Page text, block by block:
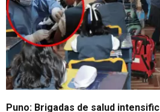
Puno: Brigadas de salud